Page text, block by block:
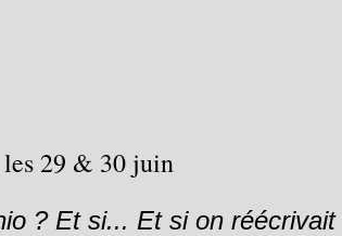
29 & 30 juin
? Et si... Et si on